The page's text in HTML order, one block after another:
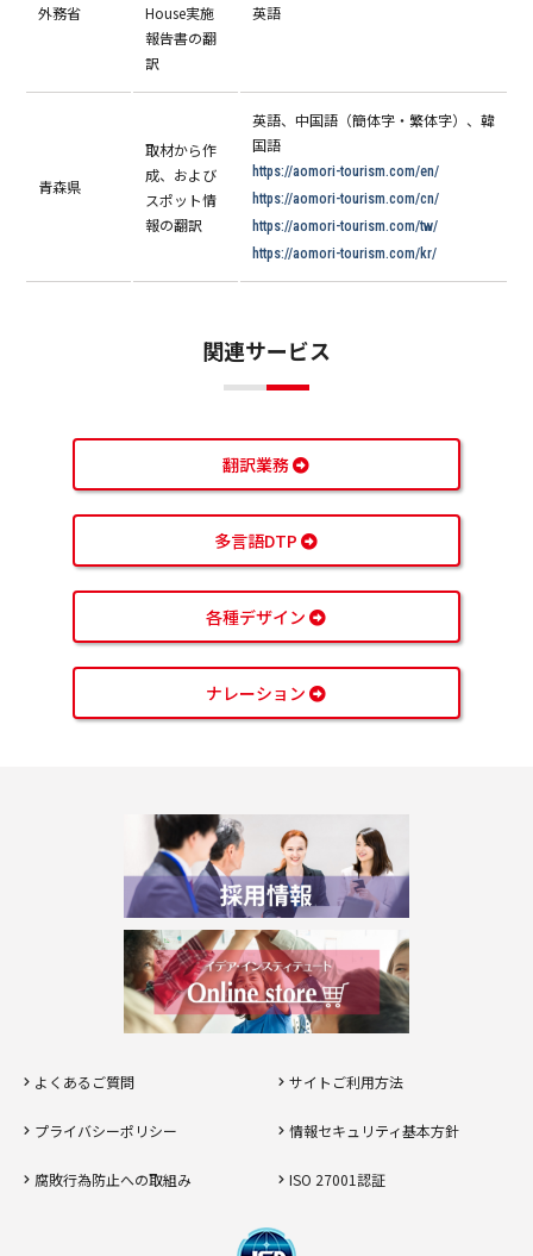
外務省
House実施
報告書の翻
訳
英語
青森県
取材から作
成、および
スポット情
報の翻訳
英語、中国語（簡体字・繁体字）、韓
国語
https://aomori-tourism.com/en/
https://aomori-tourism.com/cn/
https://aomori-tourism.com/tw/
https://aomori-tourism.com/kr/
関連サービス
翻訳業務
多言語DTP
各種デザイン
ナレーション
よくあるご質問 サイトご利用方法
プライバシーポリシー 情報セキュリティ基本方針
腐敗行為防止への取組み ISO 27001認証